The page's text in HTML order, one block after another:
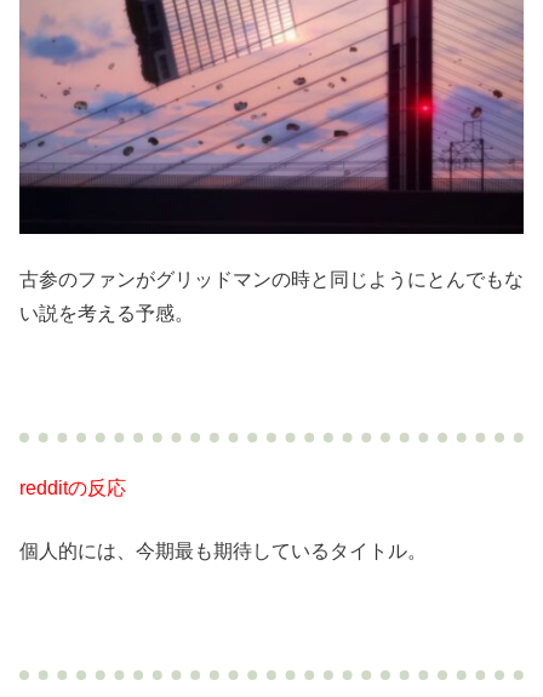
古参のファンがグリッドマンの時と同じようにとんでもな
い説を考える予感。
redditの反応
個人的には、今期最も期待しているタイトル。